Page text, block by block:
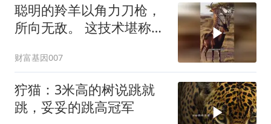
聪明的羚羊以角力刀枪，
所向无敌。 这技术堪称杂
财富基因007
狞猫：3米高的树说跳就
跳，妥妥的跳高冠军